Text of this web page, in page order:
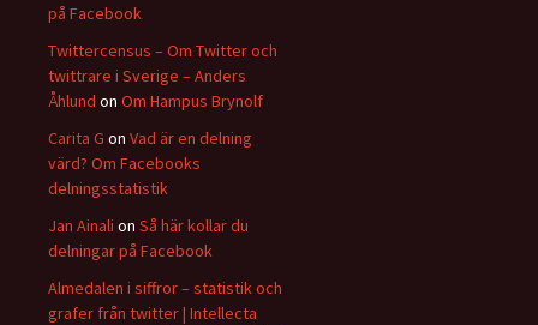
på Facebook
Twittercensus – Om Twitter och
twittrare i Sverige – Anders
Åhlund on Om Hampus Brynolf
Carita G on Vad är en delning
värd? Om Facebooks
delningsstatistik
Jan Ainali on Så här kollar du
delningar på Facebook
Almedalen i siffror – statistik och
grafer från twitter | Intellecta